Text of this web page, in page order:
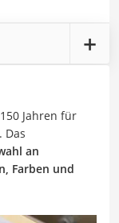
Jahren für
Das
an
Farben und